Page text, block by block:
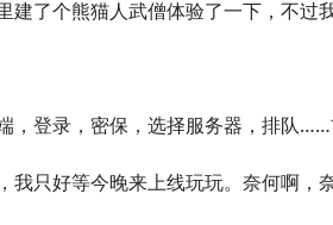
建了个熊猫人武僧体验了一下，不过
，登录，密保，选择服务器，排队……
我只好等今晚来上线玩玩。奈何啊，